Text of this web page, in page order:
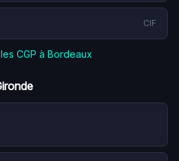
CIF
CGP à Bordeaux